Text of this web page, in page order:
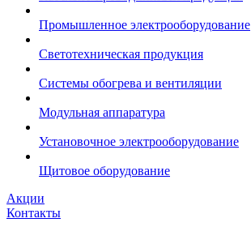
Промышленное электрооборудование
Светотехническая продукция
Системы обогрева и вентиляции
Модульная аппаратура
Установочное электрооборудование
Щитовое оборудование
Акции
Контакты